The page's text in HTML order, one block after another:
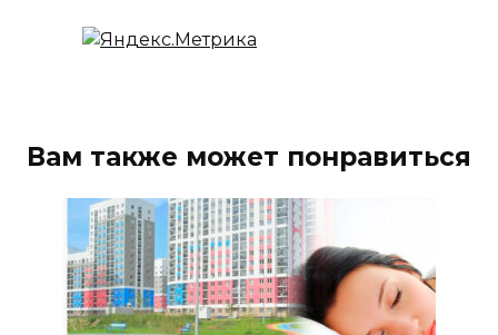
Вам также может понравиться